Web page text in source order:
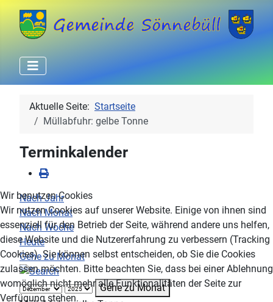
Aktuelle Seite: Startseite
Müllabfuhr: gelbe Tonne
Terminkalender
Nach Jahr
Nach Monat
Nach Woche
Heute
Gehe zu Monat
Gehe zu Monat
Wir benutzen Cookies
Wir nutzen Cookies auf unserer Website. Einige von ihnen sind
essenziell für den Betrieb der Seite, während andere uns helfen,
diese Website und die Nutzererfahrung zu verbessern (Tracking
Cookies). Sie können selbst entscheiden, ob Sie die Cookies
zulassen möchten. Bitte beachten Sie, dass bei einer Ablehnung
womöglich nicht mehr alle Funktionalitäten der Seite zur
Verfügung stehen.